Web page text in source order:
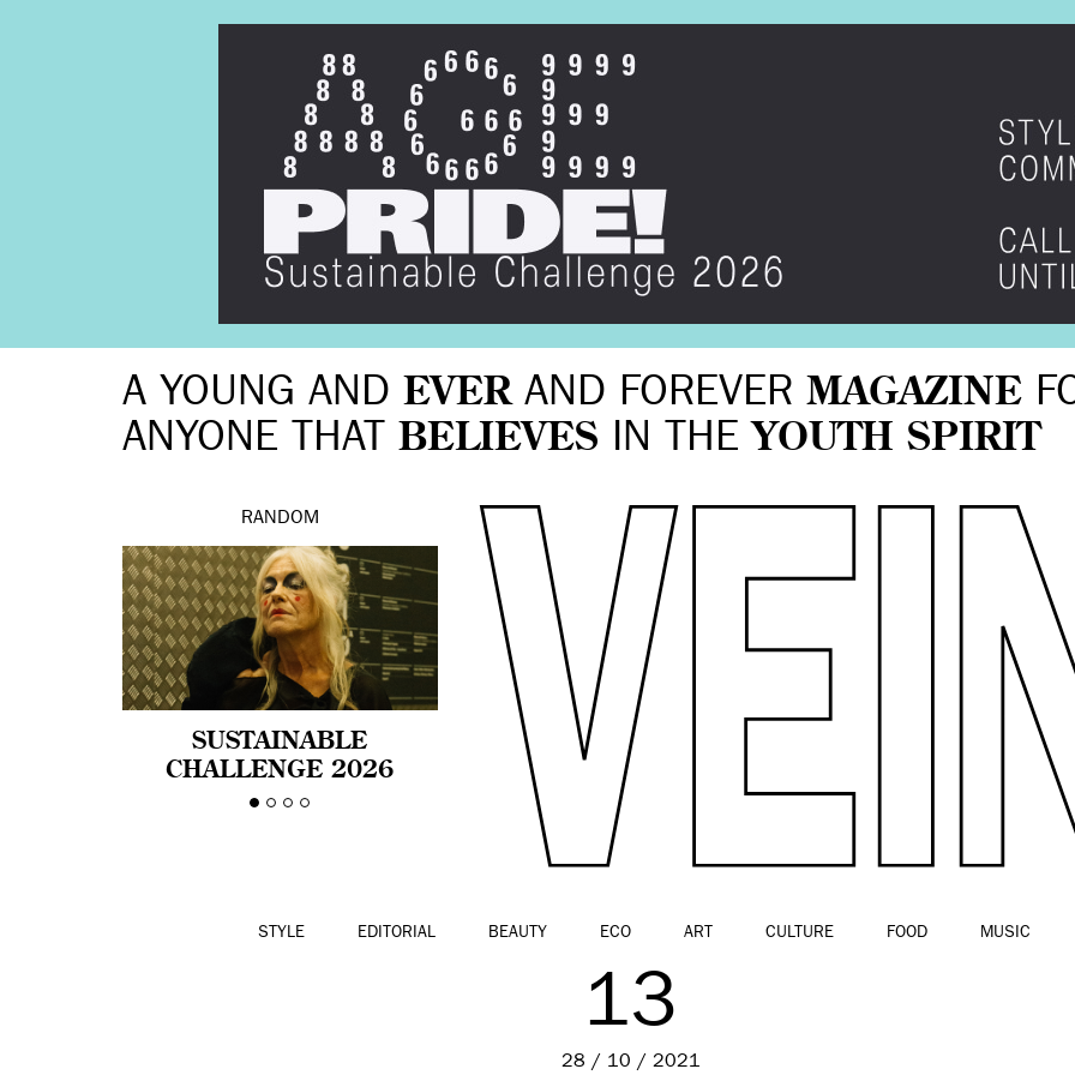
A YOUNG AND EVERAND FOREVER MAGAZINE
ANYONE THAT BELIEVES IN THE YOUTH SPIRIT
RANDOM
SUSTAINABLE
CHALLENGE 2026
CELEBRA LA
STYLE EDITORIAL BEAUTY ECO ART CULTURE FOOD MUSIC
13
28 / 10 / 2021